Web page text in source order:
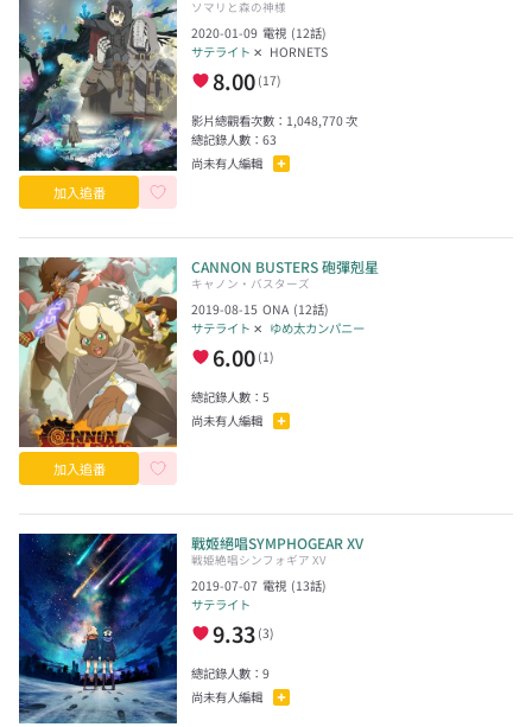
加入追番
ソマリと森の神様
2020-01-09 電視 (12話)
サテライト ✕ HORNETS
8.00 (17)
影片總觀看次數： 1,048,770次
總記錄人數：63
尚未有人編輯
加入追番
CANNON BUSTERS 砲彈剋星
キャノン・バスターズ
2019-08-15 ONA (12話)
サテライト ✕ ゆめ太カンパニー
6.00 (1)
總記錄人數：5
尚未有人編輯
戰姬絕唱SYMPHOGEAR XV
戦姫絶唱シンフォギア XV
2019-07-07 電視 (13話)
サテライト
9.33 (3)
總記錄人數：9
尚未有人編輯